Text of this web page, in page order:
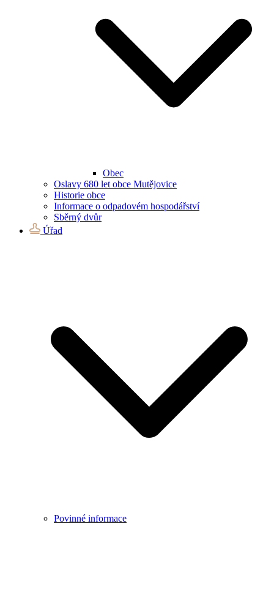
Obec
Oslavy 680 let obce Mutějovice
Historie obce
Informace o odpadovém hospodářství
Sběrný dvůr
Úřad
Povinné informace